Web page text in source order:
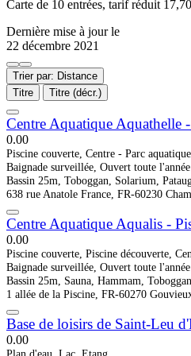
Carte de 10 entrées, tarif réduit
Dernière mise à jour le
22 décembre 2021
Trier par: Distance
Titre
Titre (décr.)
Centre Aquatique Aquathelle
0.00
Piscine couverte, Centre - Parc aquatique
Baignade surveillée, Ouvert toute l'année
Bassin 25m, Toboggan, Solarium,
638 rue Anatole France, FR-60230
Centre Aquatique Aqualis -
0.00
Piscine couverte, Piscine découverte,
Baignade surveillée, Ouvert toute l'année
Bassin 25m, Sauna, Hammam,
1 allée de la Piscine, FR-60270
Base de loisirs de Saint-Leu
0.00